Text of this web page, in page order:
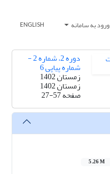
ورود به سامانه ENGLISH
دوره 2، شماره 2 -
شماره پیاپی 6
زمستان 1402
زمستان 1402
صفحه27-57
5.26 M